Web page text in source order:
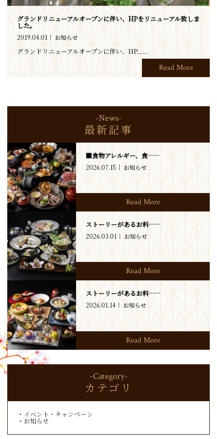
グランドリニューアルオープンに伴い、HPをリニューアル致しま
した。
2019.04.01 お知らせ
グランドリニューアルオープンに伴い、HP……
Read More
-News-
最新記事
■食物アレルギー、食……
2026.07.15 お知らせ
Read More
ストーリーがあるお料……
2026.03.01 お知らせ
Read More
ストーリーがあるお料……
2026.01.14 お知らせ
Read More
-Category-
カテゴリ
イベント・キャンペーン
お知らせ